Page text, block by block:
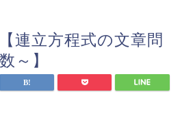
連立方程式の文章問
～】